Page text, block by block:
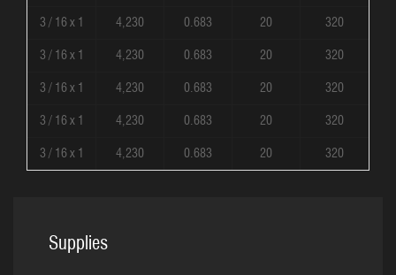
3 / 16 x 1 4,230 0.683 20 320
3 / 16 x 1 4,230 0.683 20 320
3 / 16 x 1 4,230 0.683 20 320
3 / 16 x 1 4,230 0.683 20 320
3 / 16 x 1 4,230 0.683 20 320
Supplies